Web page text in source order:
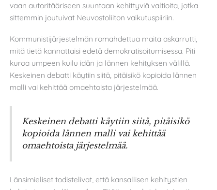
vaan autoritääriseen suuntaan kehittyviä valtioita, jotka
sittemmin joutuivat Neuvostoliiton vaikutuspiiriin.
Kommunistijärjestelmän romahdettua maita askarrutti,
mitä tietä kannattaisi edetä demokratisoitumisessa. Piti
kuroa umpeen kuilu idän ja lännen kehityksen välillä.
Keskeinen debatti käytiin siitä, pitäisikö kopioida lännen
malli vai kehittää omaehtoista järjestelmää.
Keskeinen debatti käytiin siitä, pitäisikö
kopioida lännen malli vai kehittää
omaehtoista järjestelmää.
Länsimieliset todistelivat, että kansallisen kehitystien